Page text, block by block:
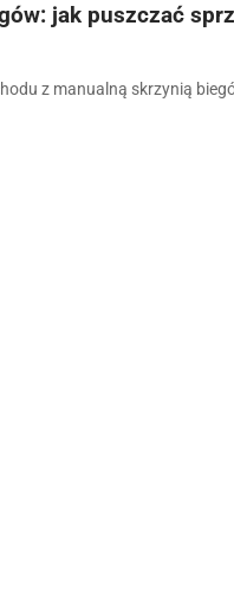
jak puszczać
z manualną skrzynią